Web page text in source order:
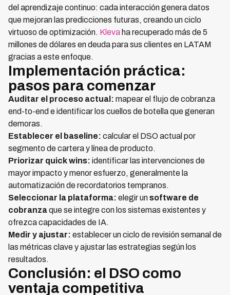
del aprendizaje continuo: cada interacción genera datos
que mejoran las predicciones futuras, creando un ciclo
virtuoso de optimización. Kleva ha recuperado más de 5
millones de dólares en deuda para sus clientes en LATAM
gracias a este enfoque.
Implementación práctica:
pasos para comenzar
Auditar el proceso actual: mapear el flujo de cobranza
end-to-end e identificar los cuellos de botella que generan
demoras.
Establecer el baseline: calcular el DSO actual por
segmento de cartera y línea de producto.
Priorizar quick wins: identificar las intervenciones de
mayor impacto y menor esfuerzo, generalmente la
automatización de recordatorios tempranos.
Seleccionar la plataforma: elegir unsoftware de
cobranzaque se integre con los sistemas existentes y
ofrezca capacidades de IA.
Medir y ajustar: establecer un ciclo de revisión semanal de
las métricas clave y ajustar las estrategias según los
resultados.
Conclusión: el DSO como
ventaja competitiva